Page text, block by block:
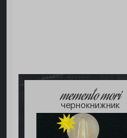
memento mori
чернокнижник